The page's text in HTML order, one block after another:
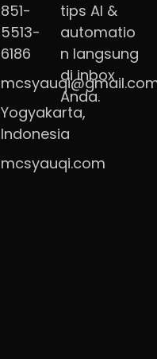
851-
5513-
6186
Yogyakarta,
Indonesia
mcsyauqi.com
tips AI &
automatio
n langsung
di inbox
Anda.